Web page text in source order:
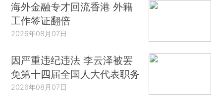
海外金融专才回流香港 外籍
工作签证翻倍
2026年08月07日
因严重违纪违法 李云泽被罢
免第十四届全国人大代表职务
2026年08月07日